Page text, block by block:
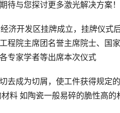
待与您探讨更多激光解决方案！
开发区挂牌成立，挂牌仪式
程院主席团名誉主席院士、国
专家学者等出席本次仪式
成为切屑，使工件获得规定
料 如陶瓷一般易碎的脆性高的